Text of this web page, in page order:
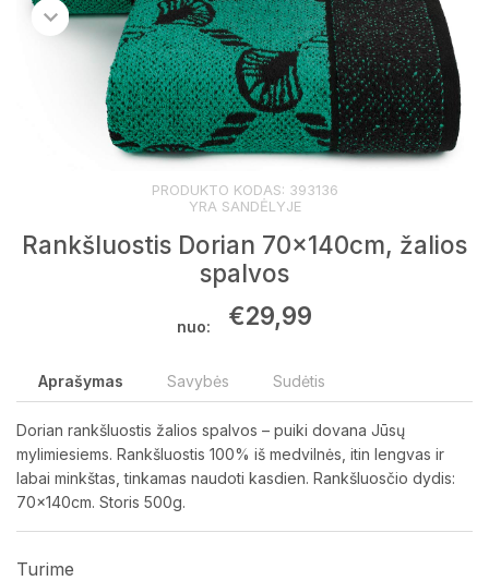
PRODUKTO KODAS: 393136
YRA SANDĖLYJE
Rankšluostis Dorian 70x140cm, žalios
spalvos
nuo: €29,99
Aprašymas Savybės Sudėtis
Dorian rankšluostis žalios spalvos – puiki dovana Jūsų
mylimiesiems. Rankšluostis 100% iš medvilnės, itin lengvas ir
labai minkštas, tinkamas naudoti kasdien. Rankšluosčio dydis:
70x140cm. Storis 500g.
Turime